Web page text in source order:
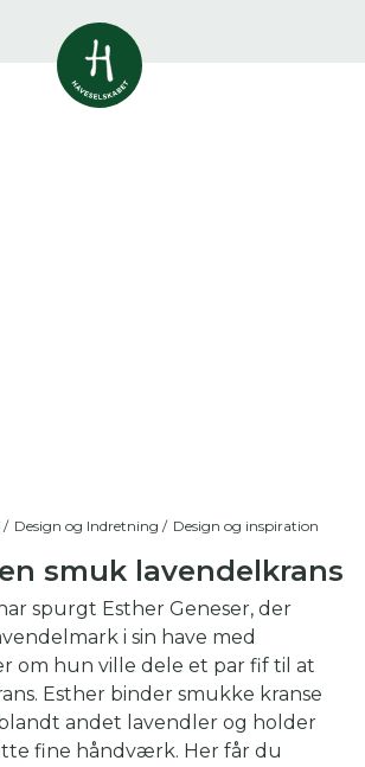
/ Design og Indretning / Design og inspiration
smuk lavendelkrans
spurgt Esther Geneser, der
i sin have med
om hun ville dele et par fif til at
Esther binder smukke kranse
andet lavendler og holder
fine håndværk. Her får du